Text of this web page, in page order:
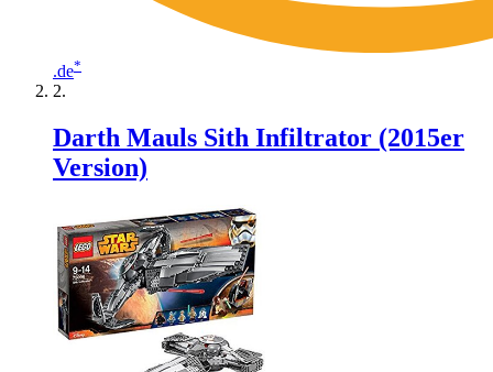
.de*
Darth Mauls Sith Infiltrator (2015er
Version)